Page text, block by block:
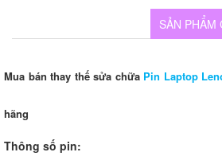
SẢN PHẨM
Mua bán thay thế sửa chữa Pin Laptop
hãng
Thông số pin: